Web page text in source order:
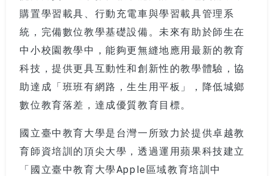
購置學習載具、行動充電車與學習載具管理系
統，完備數位教學基礎設備。未來有助於師生在
中小校園教學中，能夠更無縫地應用最新的教育
科技，提供更具互動性和創新性的教學體驗，協
助達成「班班有網路，生生用平板」，降低城鄉
數位教育落差，達成優質教育目標。
國立臺中教育大學是台灣一所致力於提供卓越教
育師資培訓的頂尖大學，透過運用蘋果科技建立
「國立臺中教育大學Apple區域教育培訓中